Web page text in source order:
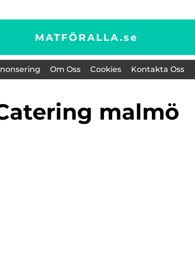
MATFÖRALLA.se
Om Oss Cookies Kontakta Oss
catering malmö